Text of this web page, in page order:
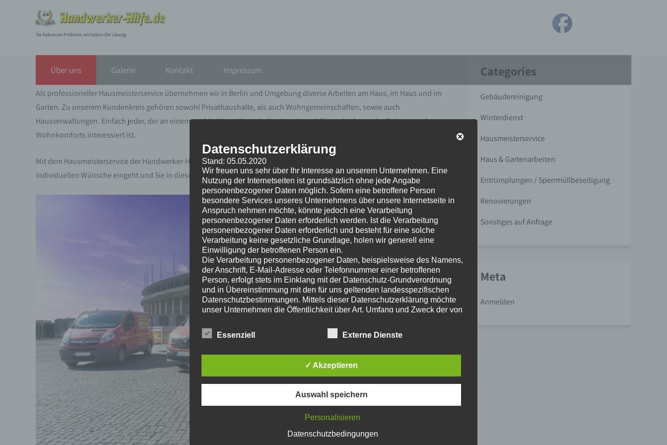
Sie haben ein Problem, wir haben die Lösung
Über uns Galerie Kontakt Impressum
Über uns
Als professioneller Hausmeisterservice übernehmen wir in Berlin und Umgebung diverse Arbeiten am Haus, im Haus und im
Garten. Zu unserem Kundenkreis gehören sowohl Privathaushalte, als auch Wohngemeinschaften, sowie auch
Hausverwaltungen. Einfach jeder, der an einem nachhaltigen Werterhalt seiner Immobilie und/oder an der Steigerung des
Wohnkomforts interessiert ist.
Mit dem Hausmeisterservice der Handwerker-Hilfe erhalten Sie einen flexiblen Partner für Ihre Immobilie, der auf Ihre
individuellen Wünsche eingeht und Sie in diesen Leistungsbereichen kostengünstig unterstützt.
Categories
Gebäudereinigung
Winterdienst
Hausmeisterservice
Haus & Gartenarbeiten
Entrümplungen / Sperrmüllbeseitigung
Renovierungen
Sonstiges auf Anfrage
Meta
Anmelden
Datenschutzerklärung
Stand: 05.05.2020
Wir freuen uns sehr über Ihr Interesse an unserem Unternehmen. Eine
Nutzung der Internetseiten ist grundsätzlich ohne jede Angabe
personenbezogener Daten möglich. Sofern eine betroffene Person
besondere Services unseres Unternehmens über unsere Internetseite in
Anspruch nehmen möchte, könnte jedoch eine Verarbeitung
personenbezogener Daten erforderlich werden. Ist die Verarbeitung
personenbezogener Daten erforderlich und besteht für eine solche
Verarbeitung keine gesetzliche Grundlage, holen wir generell eine
Einwilligung der betroffenen Person ein.
Die Verarbeitung personenbezogener Daten, beispielsweise des Namens,
der Anschrift, E-Mail-Adresse oder Telefonnummer einer betroffenen
Person, erfolgt stets im Einklang mit der Datenschutz-Grundverordnung
und in Übereinstimmung mit den für uns geltenden landesspezifischen
Datenschutzbestimmungen. Mittels dieser Datenschutzerklärung möchte
unser Unternehmen die Öffentlichkeit über Art, Umfang und Zweck der von
informieren. Ferner werden betroffene Personen mittels dieser
Datenschutzerklärung über die ihnen zustehenden Rechte aufgeklärt.
lückenlosen Schutz der über diese Internetseite verarbeiteten
personenbezogenen Daten sicherzustellen. Dennoch können
aufweisen, sodass ein absoluter Schutz nicht gewährleistet werden kann.
personenbezogene Daten auch auf alternativen Wegen, beispielsweise
telefonisch, an uns zu übermitteln.
Essenziell Externe Dienste
✓ Akzeptieren
Auswahl speichern
Personalisieren
Datenschutzbedingungen